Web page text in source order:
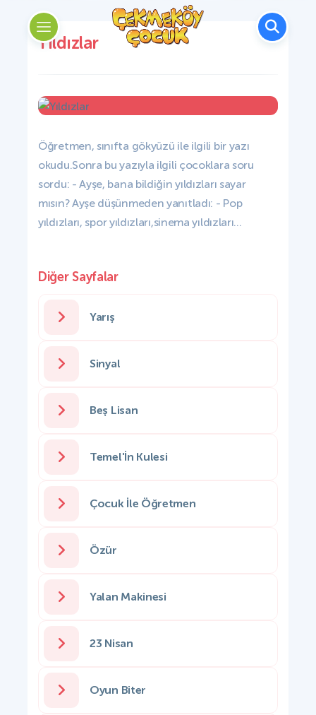
Yıldızlar
Öğretmen, sınıfta gökyüzü ile ilgili bir yazı
okudu.Sonra bu yazıyla ilgili çocoklara soru
sordu: - Ayşe, bana bildiğin yıldızları sayar
mısın? Ayşe düşünmeden yanıtladı: - Pop
yıldızları, spor yıldızları,sinema yıldızları...
Diğer Sayfalar
Yarış
Sinyal
Beş Lisan
Temel'İn Kulesi
Çocuk İle Öğretmen
Özür
Yalan Makinesi
23 Nisan
Oyun Biter